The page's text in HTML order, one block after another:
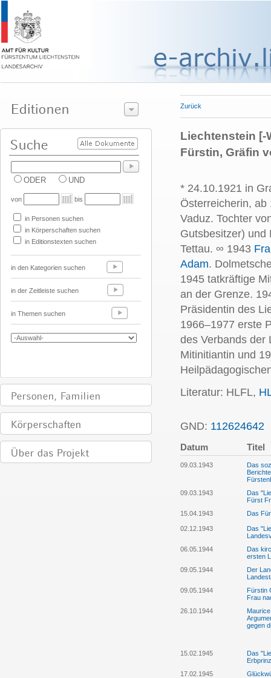
ODER UND
von bis
in Personen suchen
in Körperschaften suchen
in Editionstexten suchen
in den Kategorien suchen
in der Zeitleiste suchen
in Themen suchen
Zurück
Liechtenstein [-
Fürstin, Gräfin
* 24.10.1921 in
Österreicherin,
Vaduz. Tochter
Gutsbesitzer) und
Tettau. ∞ 1943
Adam.
1945 tatkräftige
an der Grenze.
Präsidentin des
1966–1977 erste
des Verbands der
Mitinitiantin und
Literatur: HLFL,
GND: 112624642
Datum Titel
09.03.1943
Das
09.03.1943
Das
Fürst
15.04.1943
Das
02.12.1943
Das
06.05.1944
Das
ersten
09.05.1944
Der
09.05.1944
Fürstin
Frau
26.10.1944
gegen
15.02.1945
Das
17.02.1945